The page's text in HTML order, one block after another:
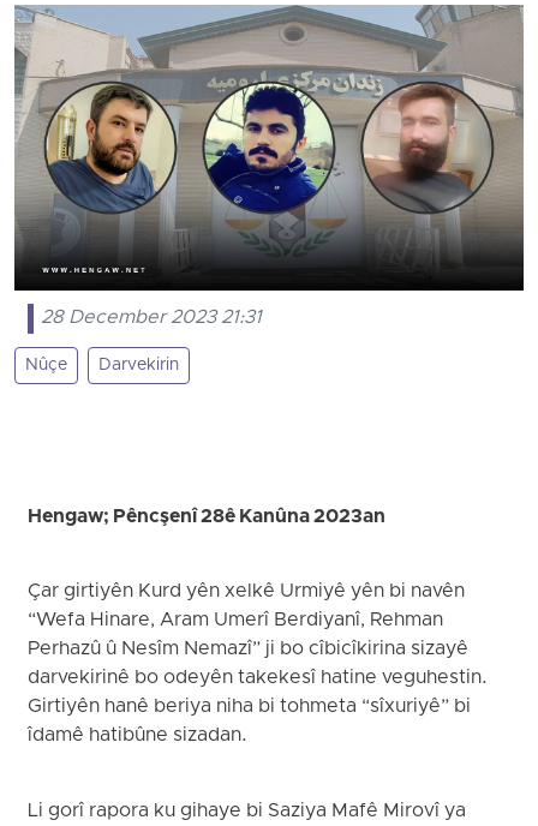
28 December 2023 21:31
Nûçe Darvekirin
Hengaw; Pêncşenî 28ê Kanûna 2023an
Çar girtiyên Kurd yên xelkê Urmiyê yên bi navên
“Wefa Hinare, Aram Umerî Berdiyanî, Rehman
Perhazû û Nesîm Nemazî” ji bo cîbicîkirina sizayê
darvekirinê bo odeyên takekesî hatine veguhestin.
Girtiyên hanê beriya niha bi tohmeta “sîxuriyê” bi
îdamê hatibûne sizadan.
Li gorî rapora ku gihaye bi Saziya Mafê Mirovî ya